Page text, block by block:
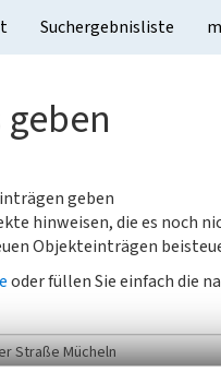
Suchergebnisliste
geben
hinweisen, die es noch
Objekteinträgen
oder füllen Sie einfach die